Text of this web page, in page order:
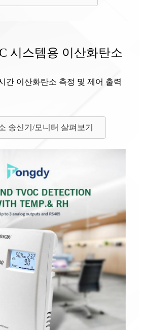
시스템용 이산화탄소
간 이산화탄소 측정 및 제어 출력
송신기/모니터 살펴보기